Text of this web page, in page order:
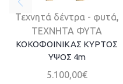
Τεχνητά δέντρα - φυτά,
ΤΕΧΝΗΤΑ ΦΥΤΑ
ΚΟΚΟΦΟΙΝΙΚΑΣ ΚΥΡΤΟΣ
ΥΨΟΣ 4m
5.100,00€